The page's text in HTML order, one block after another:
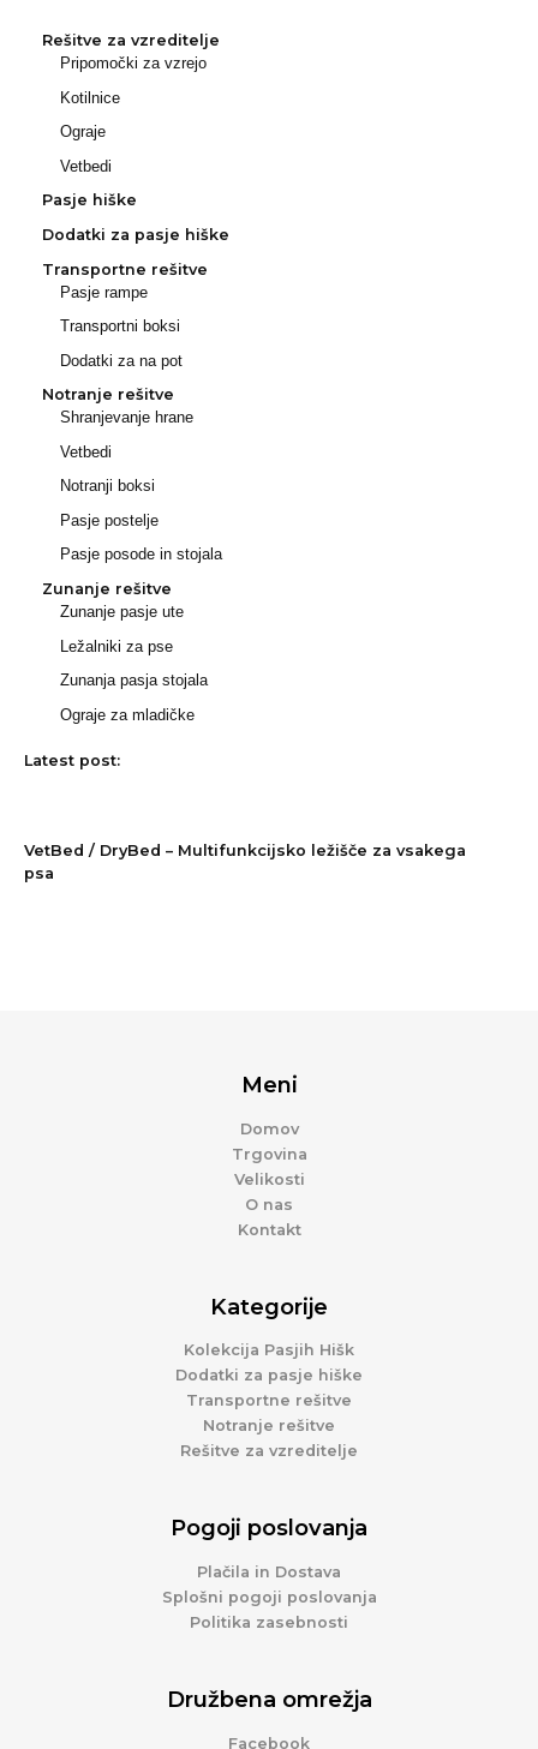
Rešitve za vzreditelje
Pripomočki za vzrejo
Kotilnice
Ograje
Vetbedi
Pasje hiške
Dodatki za pasje hiške
Transportne rešitve
Pasje rampe
Transportni boksi
Dodatki za na pot
Notranje rešitve
Shranjevanje hrane
Vetbedi
Notranji boksi
Pasje postelje
Pasje posode in stojala
Zunanje rešitve
Zunanje pasje ute
Ležalniki za pse
Zunanja pasja stojala
Ograje za mladičke
Latest post:
VetBed / DryBed – Multifunkcijsko ležišče za vsakega
psa
Meni
Domov
Trgovina
Velikosti
O nas
Kontakt
Kategorije
Kolekcija Pasjih Hišk
Dodatki za pasje hiške
Transportne rešitve
Notranje rešitve
Rešitve za vzreditelje
Pogoji poslovanja
Plačila in Dostava
Splošni pogoji poslovanja
Politika zasebnosti
Družbena omrežja
Facebook